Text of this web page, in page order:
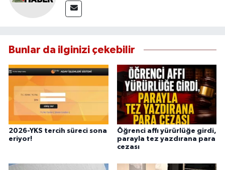
Bunlar da ilginizi çekebilir
2026-YKS tercih süreci sona
eriyor!
Öğrenci affı yürürlüğe girdi,
parayla tez yazdırana para
cezası